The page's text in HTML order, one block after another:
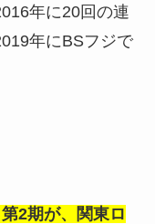
年に20回の連
年にBSフジで
2期が、関東ロ